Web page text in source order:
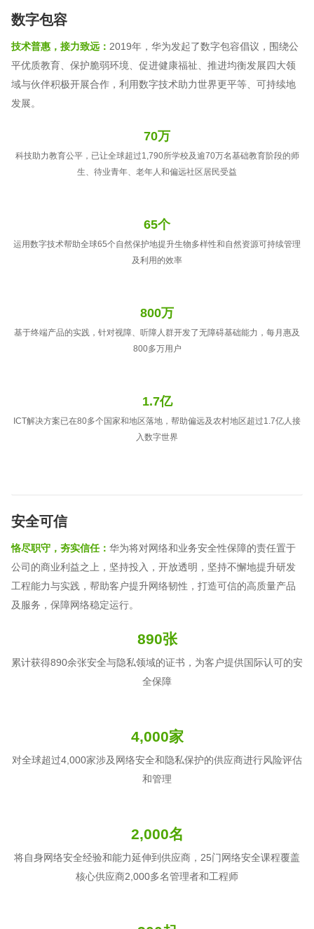
数字包容
技术普惠，接力致远： 2019年，华为发起了数字包容倡议，围绕公
平优质教育、保护脆弱环境、促进健康福祉、推进均衡发展四大领
域与伙伴积极开展合作，利用数字技术助力世界更平等、可持续地
发展。
70万
科技助力教育公平，已让全球超过1,790所学校及逾70万名基础教育阶段的师
生、待业青年、老年人和偏远社区居民受益
65个
运用数字技术帮助全球65个自然保护地提升生物多样性和自然资源可持续管理
及利用的效率
800万
基于终端产品的实践，针对视障、听障人群开发了无障碍基础能力，每月惠及
800多万用户
1.7亿
ICT解决方案已在80多个国家和地区落地，帮助偏远及农村地区超过1.7亿人接
入数字世界
安全可信
恪尽职守，夯实信任： 华为将对网络和业务安全性保障的责任置于
公司的商业利益之上，坚持投入，开放透明，坚持不懈地提升研发
工程能力与实践，帮助客户提升网络韧性，打造可信的高质量产品
及服务，保障网络稳定运行。
890张
累计获得890余张安全与隐私领域的证书，为客户提供国际认可的安
全保障
4,000家
对全球超过4,000家涉及网络安全和隐私保护的供应商进行风险评估
和管理
2,000名
将自身网络安全经验和能力延伸到供应商，25门网络安全课程覆盖
核心供应商2,000多名管理者和工程师